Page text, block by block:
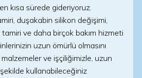
kısa sürede gideriyoruz.
duşakabin silikon değişimi,
ve daha birçok bakım hizmeti
uzun ömürlü olmasını
malzemeler ve işçiliğimizle, uzun
kullanabileceğiniz